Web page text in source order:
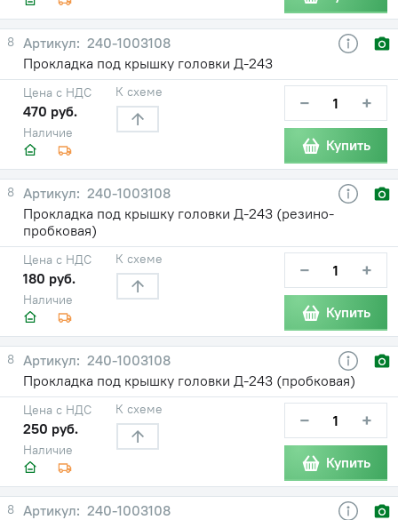
8
240-1003108
Прокладка под крышку головки Д-243
Наличие
Цена с НДС
470 руб.
К схеме − +
Купить
8
240-1003108
Прокладка под крышку головки Д-243 (резино-
пробковая)
Наличие
Цена с НДС
180 руб.
К схеме − +
Купить
8
240-1003108
Прокладка под крышку головки Д-243 (пробковая)
Наличие
Цена с НДС
250 руб.
К схеме − +
Купить
8
240-1003108